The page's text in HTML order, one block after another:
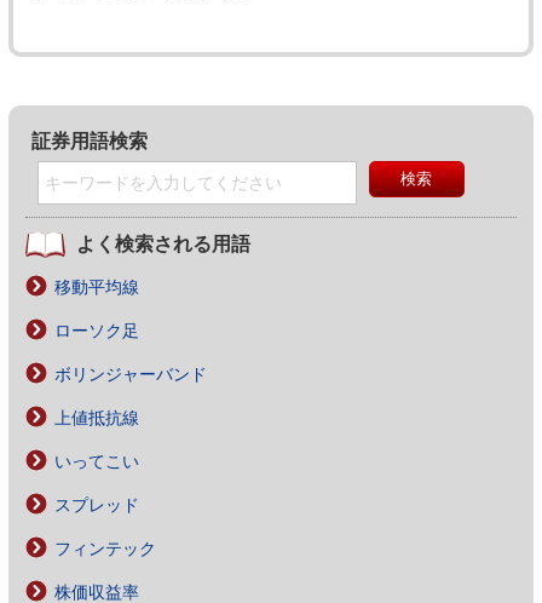
証券用語検索
よく検索される用語
移動平均線
ローソク足
ボリンジャーバンド
上値抵抗線
いってこい
スプレッド
フィンテック
株価収益率